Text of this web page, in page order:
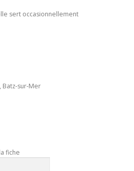
sert occasionnellement
Batz-sur-Mer
fiche